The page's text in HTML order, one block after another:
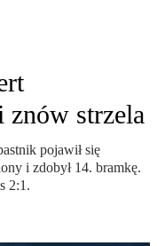
znów strzela
pojawił się
i zdobył 14. bramkę.
2:1.